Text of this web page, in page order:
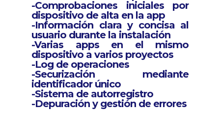
-Comprobaciones iniciales por
dispositivo de alta en la app
-Información clara y concisa al
usuario durante la instalación
-Varias apps en el mismo
dispositivo a varios proyectos
-Log de operaciones
-Securización mediante
identificador único
-Sistema de autorregistro
-Depuración y gestión de errores